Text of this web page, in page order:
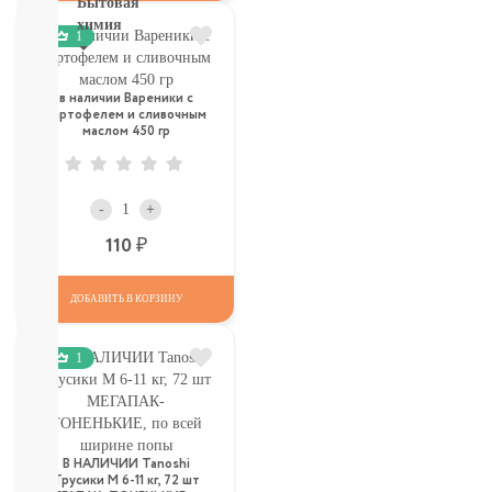
химия
Рекомендуем!
Стирки
Кондиционеры
Для
посуды
От
пятен,
освежители
Разное
(губки,
тряпочки)
СМОТРЕТЬ
ВСЕ
1
в наличии Вареники с
картофелем и сливочным
маслом 450 гр
- +
110
ДОБАВИТЬ В КОРЗИНУ
1
В НАЛИЧИИ Tanoshi
Трусики M 6-11 кг, 72 шт